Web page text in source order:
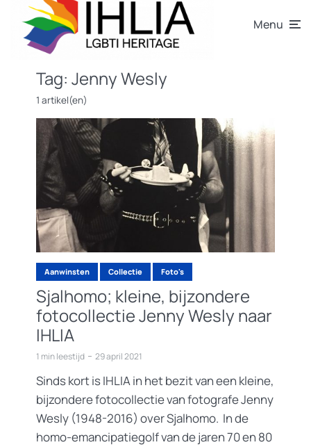
Menu
Tag: Jenny Wesly
1 artikel(en)
Aanwinsten Collectie Foto's
Sjalhomo; kleine, bijzondere
fotocollectie Jenny Wesly naar
IHLIA
1 min leestijd 29 april 2021
Sinds kort is IHLIA in het bezit van een kleine,
bijzondere fotocollectie van fotografe Jenny
Wesly (1948-2016) over Sjalhomo. In de
homo-emancipatiegolf van de jaren 70 en 80